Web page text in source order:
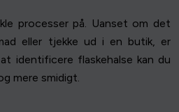
processer på. Uanset om det
eller tjekke ud i en butik, er
identificere flaskehalse kan du
mere smidigt.